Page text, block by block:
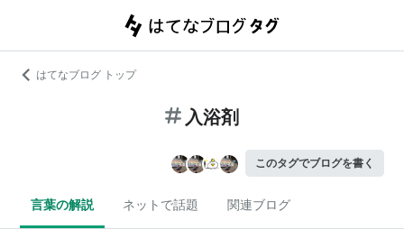
はてなブログ トップ
入浴剤
このタグでブログを書く
言葉の解説 ネットで話題 関連ブログ